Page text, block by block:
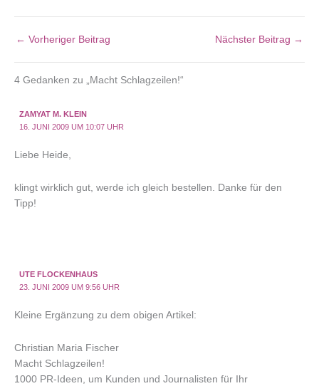
← Vorheriger Beitrag Nächster Beitrag →
4 Gedanken zu „Macht Schlagzeilen!“
ZAMYAT M. KLEIN
16. JUNI 2009 UM 10:07 UHR
Liebe Heide,
klingt wirklich gut, werde ich gleich bestellen. Danke für den
Tipp!
UTE FLOCKENHAUS
23. JUNI 2009 UM 9:56 UHR
Kleine Ergänzung zu dem obigen Artikel:
Christian Maria Fischer
Macht Schlagzeilen!
1000 PR-Ideen, um Kunden und Journalisten für Ihr